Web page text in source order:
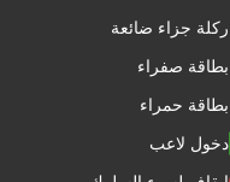
ركلة جزاء ضائعة
بطاقة صفراء
بطاقة حمراء
دخول لاعب